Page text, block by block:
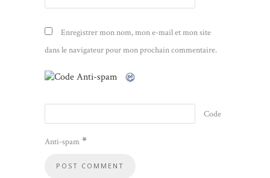
Enregistrer mon nom, mon e-mail et mon site
dans le navigateur pour mon prochain commentaire.
Code
Anti-spam *